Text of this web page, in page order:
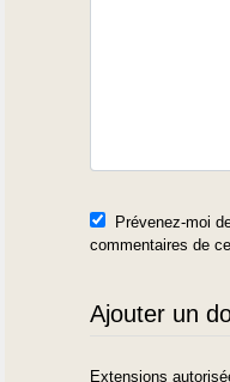
Prévenez-moi
commentaires de
Ajouter un
Extensions